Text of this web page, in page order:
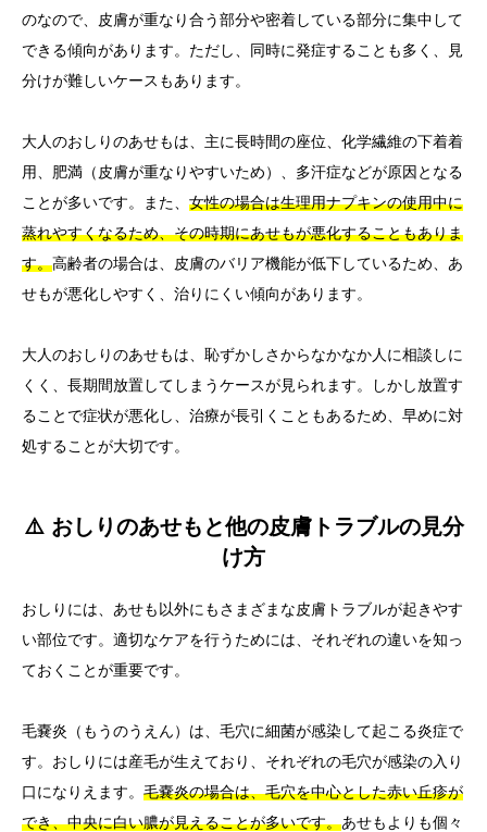
のなので、皮膚が重なり合う部分や密着している部分に集中して
できる傾向があります。ただし、同時に発症することも多く、見
分けが難しいケースもあります。
大人のおしりのあせもは、主に長時間の座位、化学繊維の下着着
用、肥満（皮膚が重なりやすいため）、多汗症などが原因となる
ことが多いです。また、 女性の場合は生理用ナプキンの使用中に
蒸れやすくなるため、その時期にあせもが悪化することもありま
す。高齢者の場合は、皮膚のバリア機能が低下しているため、あ
せもが悪化しやすく、治りにくい傾向があります。
大人のおしりのあせもは、恥ずかしさからなかなか人に相談しに
くく、長期間放置してしまうケースが見られます。しかし放置す
ることで症状が悪化し、治療が長引くこともあるため、早めに対
処することが大切です。
⚠️ おしりのあせもと他の皮膚トラブルの見分
け方
おしりには、あせも以外にもさまざまな皮膚トラブルが起きやす
い部位です。適切なケアを行うためには、それぞれの違いを知っ
ておくことが重要です。
毛嚢炎（もうのうえん）は、毛穴に細菌が感染して起こる炎症で
す。おしりには産毛が生えており、それぞれの毛穴が感染の入り
口になりえます。 毛嚢炎の場合は、毛穴を中心とした赤い丘疹が
でき、中央に白い膿が見えることが多いです。あせもよりも個々